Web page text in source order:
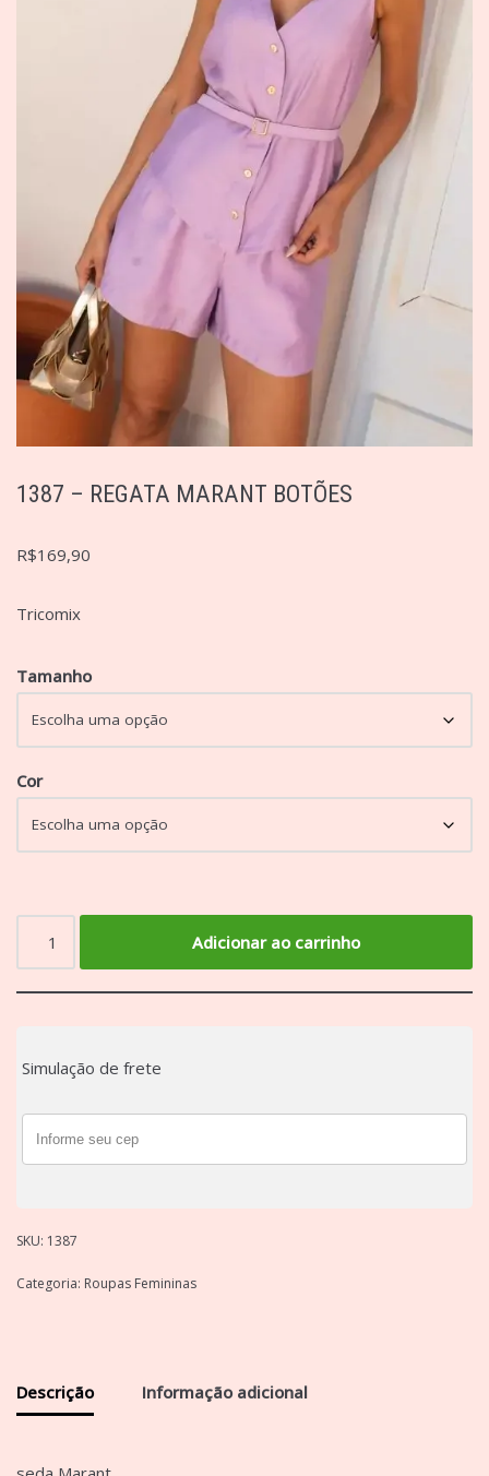
1387 – REGATA MARANT BOTÕES
R$169,90
Tricomix
Tamanho
Cor
Adicionar ao carrinho
Simulação de frete
SKU: 1387
Categoria: Roupas Femininas
Descrição Informação adicional